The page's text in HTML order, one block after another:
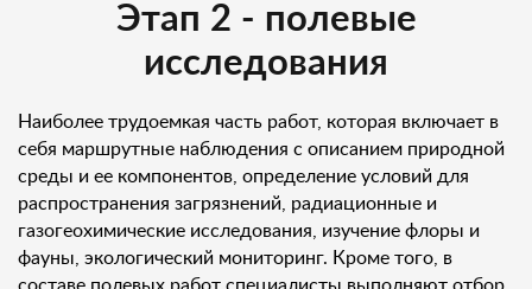
Этап 2 - полевые
исследования
Наиболее трудоемкая часть работ, которая включает в
себя маршрутные наблюдения с описанием природной
среды и ее компонентов, определение условий для
распространения загрязнений, радиационные и
газогеохимические исследования, изучение флоры и
фауны, экологический мониторинг. Кроме того, в